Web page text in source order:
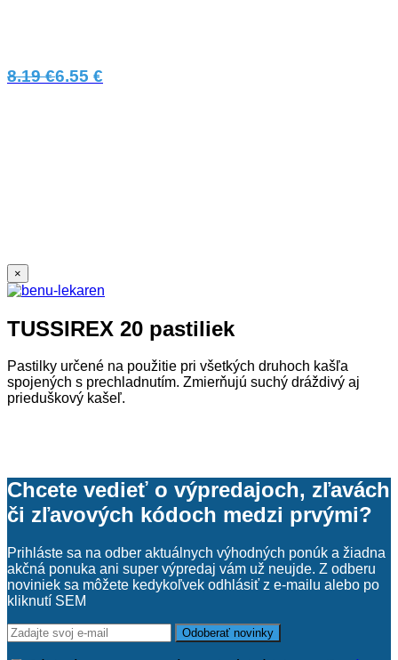
8.19 €6.55 €
×
TUSSIREX 20 pastiliek
Pastilky určené na použitie pri všetkých druhoch kašľa
spojených s prechladnutím. Zmierňujú suchý dráždivý aj
prieduškový kašeľ.
Chcete vedieť o výpredajoch, zľavách
či zľavových kódoch medzi prvými?
Prihláste sa na odber aktuálnych výhodných ponúk a žiadna
akčná ponuka ani super výpredaj vám už neujde. Z odberu
noviniek sa môžete kedykoľvek odhlásiť z e-mailu alebo po
kliknutí SEM